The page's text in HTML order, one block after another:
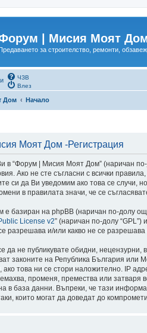
| Мисия Моят
за строителство, ремонти,
ЧЗВ
Влез
Дом Начало
Моят Дом -Регистрация
в “Форум | Мисия Моят Дом” (наричан по-
Ако не сте съгласни с всички
си да Ви уведомим ако това се случи,
в правилата значи, че се
базиран на phpBB (наричан по-долу още
License v2” (наричан по-долу
разрешава и/или какво не се
да не публикувате обидни,
законите на Република България или
ако това ни се стори наложително. IP
променя, премества или затваря
в база данни. Въпреки, че тази
които могат да доведат до